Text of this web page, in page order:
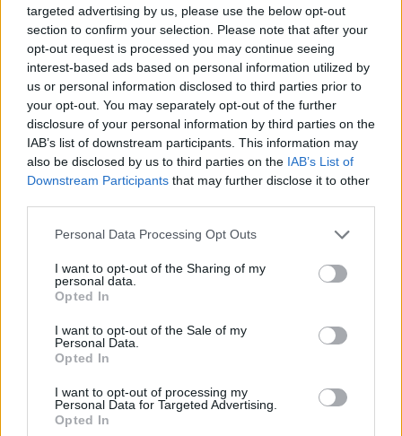
targeted advertising by us, please use the below opt-out
section to confirm your selection. Please note that after your
opt-out request is processed you may continue seeing
interest-based ads based on personal information utilized by
us or personal information disclosed to third parties prior to
your opt-out. You may separately opt-out of the further
disclosure of your personal information by third parties on the
IAB’s list of downstream participants. This information may
also be disclosed by us to third parties on the IAB’s List of
Downstream Participants that may further disclose it to other
Please note that this website/app uses one or more Google
not limited to your visit or usage behaviour. You may click to
grant or deny consent to Google and its third-party tags to
use your data for below specified purposes in below Google
consent section.
Personal Data Processing Opt Outs
I want to opt-out of the Sharing of my
personal data.
Opted In
I want to opt-out of the Sale of my
Personal Data.
Opted In
I want to opt-out of processing my
Personal Data for Targeted Advertising.
Opted In
Financieringsopties vergelijken: kosten, flexibiliteit en risico
Lotte de Vries · 6 aug 2026
FINANCIERING
Hoe het Verenigd Koninkrijk de fiscale regels gebruikt voor
extra leningen
Sanne De Vries · 5 aug 2026
FINANCIERING